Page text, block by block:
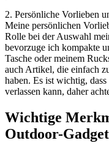
2. Persönliche Vorlieben
Meine persönlichen
Rolle bei der Auswahl
bevorzuge ich kompakte
Tasche oder meinem
auch Artikel, die einfach
haben. Es ist wichtig,
verlassen kann, daher
Wichtige
Outdoor-